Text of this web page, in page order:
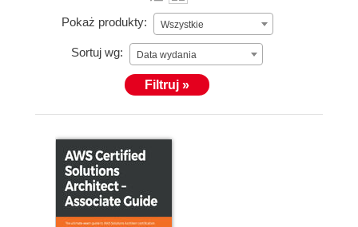
Pokaż produkty: Wszystkie
Sortuj wg: Data wydania
Filtruj »